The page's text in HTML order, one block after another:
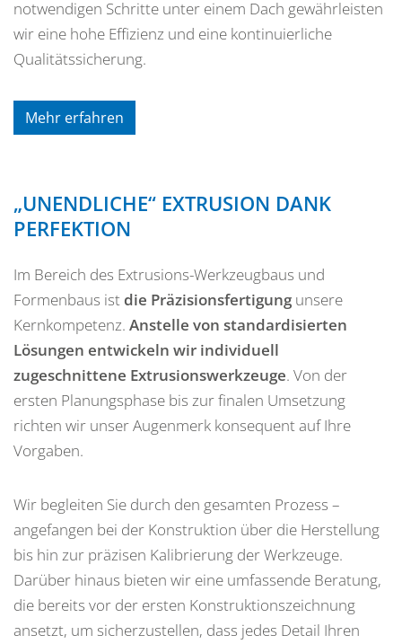
notwendigen Schritte unter einem Dach gewährleisten
wir eine hohe Effizienz und eine kontinuierliche
Qualitätssicherung.
Mehr erfahren
„UNENDLICHE“ EXTRUSION DANK
PERFEKTION
Im Bereich des Extrusions-Werkzeugbaus und
Formenbaus ist die Präzisionsfertigung unsere
Kernkompetenz. Anstelle von standardisierten
Lösungen entwickeln wir individuell
zugeschnittene Extrusionswerkzeuge. Von der
ersten Planungsphase bis zur finalen Umsetzung
richten wir unser Augenmerk konsequent auf Ihre
Vorgaben.
Wir begleiten Sie durch den gesamten Prozess –
angefangen bei der Konstruktion über die Herstellung
bis hin zur präzisen Kalibrierung der Werkzeuge.
Darüber hinaus bieten wir eine umfassende Beratung,
die bereits vor der ersten Konstruktionszeichnung
ansetzt, um sicherzustellen, dass jedes Detail Ihren